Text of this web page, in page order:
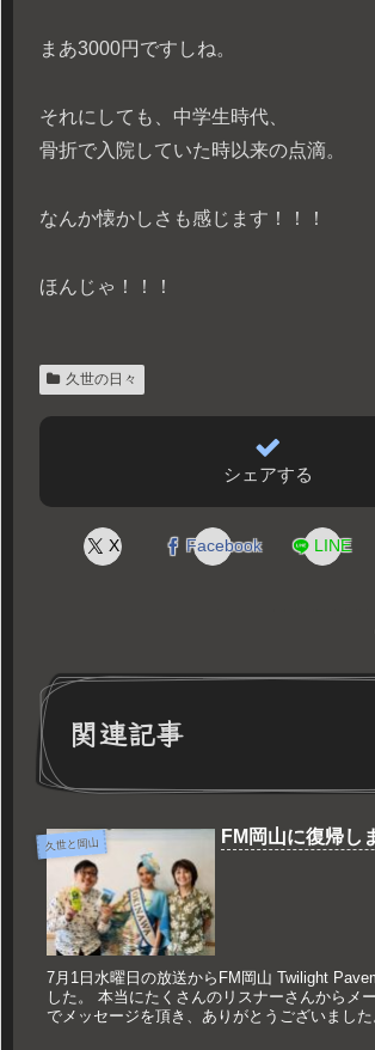
まあ3000円ですしね。
それにしても、中学生時代、
骨折で入院していた時以来の点滴。
なんか懐かしさも感じます！！！
ほんじゃ！！！
久世の日々
シェアする
X Facebook LINE
関連記事
久世と岡山 FM岡山に復帰し
7月1日水曜日の放送からFM岡山 Twilight
した。 本当にたくさんのリスナーさんからメ
でメッセージを頂き、ありがとうございました